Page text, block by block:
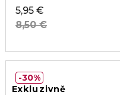
5,95 €
8,50 €
Exkluzivně
30%